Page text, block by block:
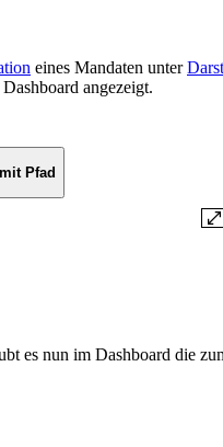
eines Mandaten unter
angezeigt.
Pfad
es nun im Dashboard die